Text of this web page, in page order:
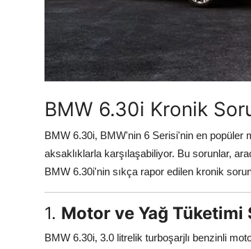
Klima & Konfor
Aydınlatma & Görüş
Şanzıman & Aktarma
Dizel Sistemler
Multimedya & Elektronik
BMW 6.30i Kronik
BMW 6.30i, BMW'nin 6 Serisi'nin en popüler
aksaklıklarla karşılaşabiliyor. Bu sorunlar,
BMW 6.30i'nin sıkça rapor edilen kronik
1. Motor ve Yağ Tüketimi
BMW 6.30i, 3.0 litrelik turboşarjlı benzinli